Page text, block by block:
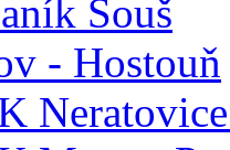
Souš
- Hostouň